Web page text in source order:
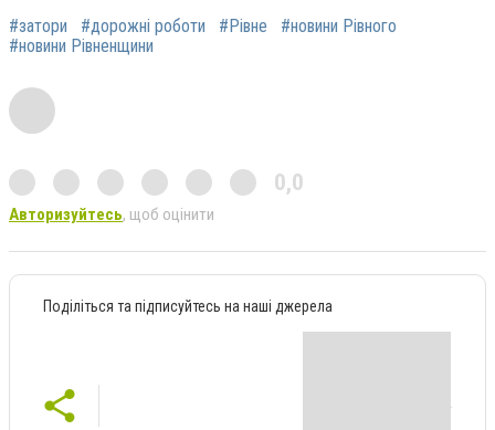
#затори #дорожні роботи #Рівне
#новини Рівного
#новини Рівненщини
0,0
Авторизуйтесь, щоб оцінити
Поділіться та підписуйтесь на наші джерела